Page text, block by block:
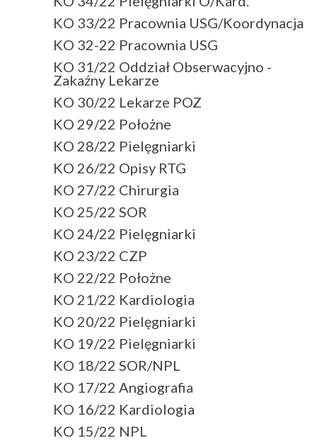
KO 33/22 Pracownia USG/Koordynacja
KO 32-22 Pracownia USG
KO 31/22 Oddział Obserwacyjno -
Zakaźny Lekarze
KO 30/22 Lekarze POZ
KO 29/22 Położne
KO 28/22 Pielęgniarki
KO 26/22 Opisy RTG
KO 27/22 Chirurgia
KO 25/22 SOR
KO 24/22 Pielęgniarki
KO 23/22 CZP
KO 22/22 Położne
KO 21/22 Kardiologia
KO 20/22 Pielęgniarki
KO 19/22 Pielęgniarki
KO 18/22 SOR/NPL
KO 17/22 Angiografia
KO 16/22 Kardiologia
KO 15/22 NPL